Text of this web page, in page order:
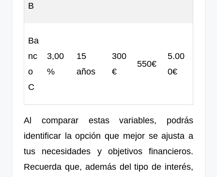
B
Ba
nc
o
C
3,00
%
15
años
300
€
550€
5.00
0€
Al comparar estas variables, podrás
identificar la opción que mejor se ajusta a
tus necesidades y objetivos financieros.
Recuerda que, además del tipo de interés,